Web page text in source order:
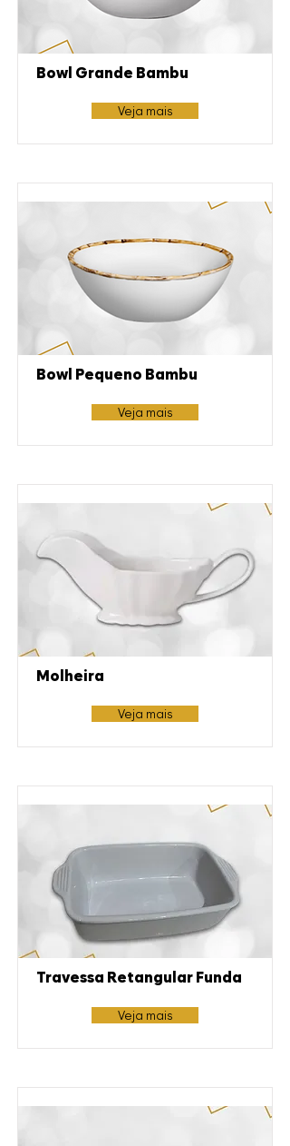
Bowl Grande Bambu
Veja mais
Bowl Pequeno Bambu
Veja mais
Molheira
Veja mais
Travessa Retangular Funda
Veja mais